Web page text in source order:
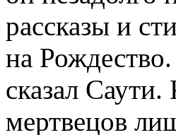
рассказы и
на
сказал
мертвецов